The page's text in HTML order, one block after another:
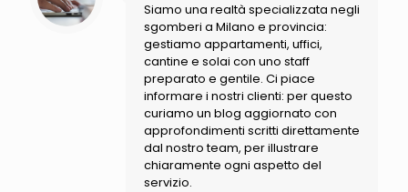
Siamo una realtà specializzata negli
sgomberi a Milano e provincia:
gestiamo appartamenti, uffici,
cantine e solai con uno staff
preparato e gentile. Ci piace
informare i nostri clienti: per questo
curiamo un blog aggiornato con
approfondimenti scritti direttamente
dal nostro team, per illustrare
chiaramente ogni aspetto del
servizio.